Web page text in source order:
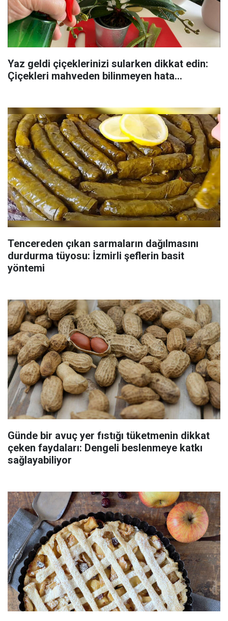
Yaz geldi çiçeklerinizi sularken dikkat edin:
Çiçekleri mahveden bilinmeyen hata...
Tencereden çıkan sarmaların dağılmasını
durdurma tüyosu: İzmirli şeflerin basit
yöntemi
Günde bir avuç yer fıstığı tüketmenin dikkat
çeken faydaları: Dengeli beslenmeye katkı
sağlayabiliyor